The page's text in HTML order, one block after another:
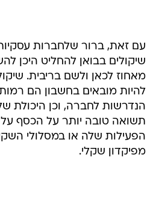
עם זאת, ברור שלחברות
שיקולים בבואן להחליט היכן
מאחוז לכאן ולשם בריבית.
להיות מובאים בחשבון הם
הנדרשות לחברה, וכן היכולת
תשואה טובה יותר על הכסף
הפעילות שלה או במסלולי
מפיקדון שקלי.